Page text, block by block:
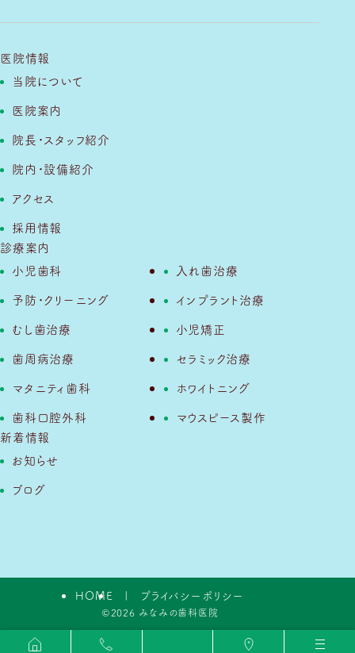
医院情報
当院について
医院案内
院長・スタッフ紹介
院内・設備紹介
アクセス
採用情報
診療案内
小児歯科
予防・クリーニング
むし歯治療
歯周病治療
マタニティ歯科
歯科口腔外科
入れ歯治療
インプラント治療
小児矯正
セラミック治療
ホワイトニング
マウスピース製作
新着情報
お知らせ
ブログ
HOME プライバシーポリシー
©2026 みなみの歯科医院